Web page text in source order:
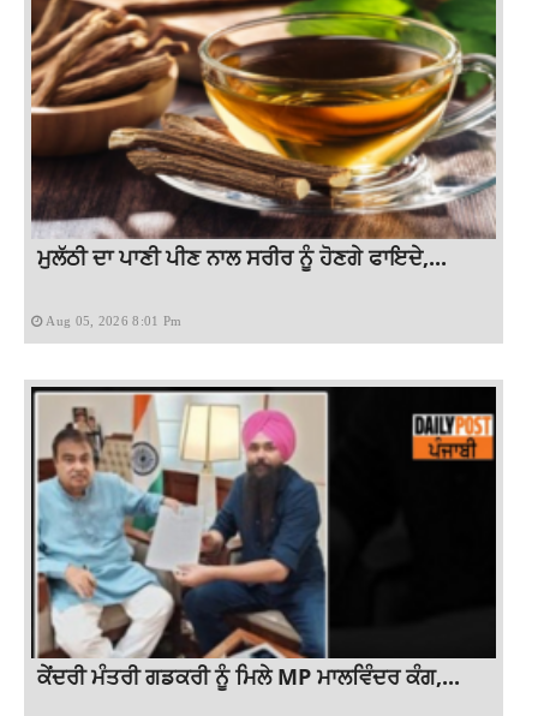
ਮੁਲੱਠੀ ਦਾ ਪਾਣੀ ਪੀਣ ਨਾਲ ਸਰੀਰ ਨੂੰ ਹੋਣਗੇ ਫਾਇਦੇ,...
Aug 05, 2026 8:01 Pm
ਕੇਂਦਰੀ ਮੰਤਰੀ ਗਡਕਰੀ ਨੂੰ ਮਿਲੇ MP ਮਾਲਵਿੰਦਰ ਕੰਗ,...